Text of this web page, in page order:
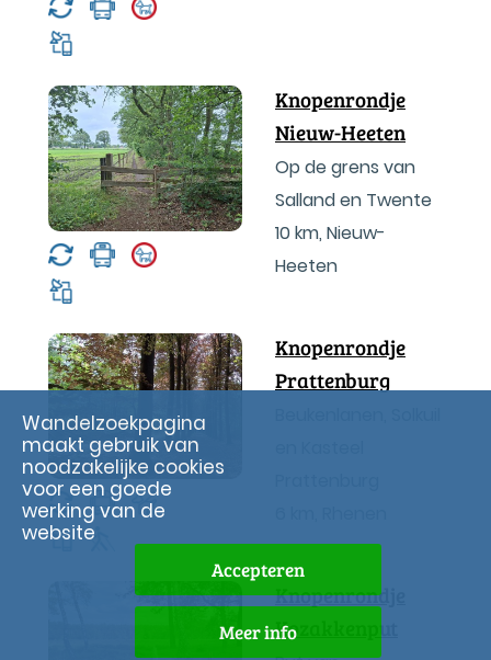
Knopenrondje
Nieuw-Heeten
Op de grens van
Salland en Twente
10 km, Nieuw-
Heeten
Knopenrondje
Prattenburg
Knopenrondje
Kozakkenput
Wandelzoekpagina
maakt gebruik van
noodzakelijke cookies
voor een goede
werking van de
website
Accepteren
Meer info